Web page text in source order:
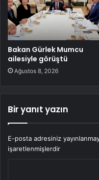
Bakan Gürlek Mumcu
ailesiyle görüştü
Ağustos 8, 2026
Bir yanıt yazın
E-posta adresiniz
işaretlenmişlerdir